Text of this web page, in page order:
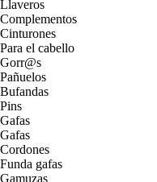
Llaveros
Complementos
Cinturones
Para el cabello
Gorr@s
Pañuelos
Bufandas
Pins
Gafas
Gafas
Cordones
Funda gafas
Gamuzas